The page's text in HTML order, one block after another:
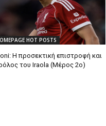
HOT POSTS
Η προσεκτική επιστροφή και
του Iraola (Μέρος 2ο)